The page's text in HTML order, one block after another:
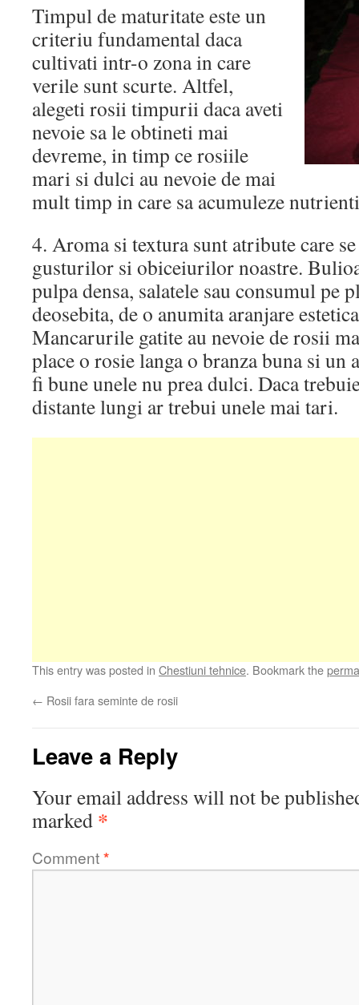
Timpul de maturitate este un
criteriu fundamental daca
cultivati intr-o zona in care
verile sunt scurte. Altfel,
alegeti rosii timpurii daca aveti
nevoie sa le obtineti mai
devreme, in timp ce rosiile
mari si dulci au nevoie de mai
mult timp in care sa acumuleze
4. Aroma si textura sunt atribute care
gusturilor si obiceiurilor noastre.
pulpa densa, salatele sau consumul pe
deosebita, de o anumita aranjare
Mancarurile gatite au nevoie de rosii
place o rosie langa o branza buna si un
fi bune unele nu prea dulci. Daca
distante lungi ar trebui unele mai tari.
This entry was posted in Chestiuni tehnice. Bookmark the
← Rosii fara seminte de rosii
Leave a Reply
Your email address will not be
marked *
Comment*